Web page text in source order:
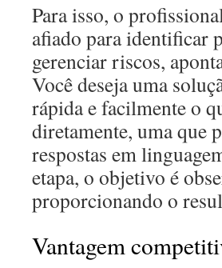
Para isso, o
afiado para identificar
gerenciar riscos,
Você deseja uma
rápida e facilmente o
diretamente, uma que
respostas em
etapa, o objetivo é
proporcionando o
Vantagem